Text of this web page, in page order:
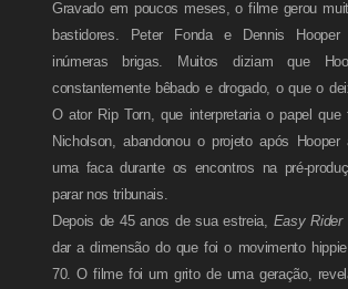
Gravado em poucos meses, o filme gerou
bastidores. Peter Fonda e Dennis Hooper
inúmeras brigas. Muitos diziam que
constantemente bêbado e drogado, o que o
O ator Rip Torn, que interpretaria o papel
Nicholson, abandonou o projeto após Hooper
uma faca durante os encontros na pré-
parar nos tribunais.
Depois de 45 anos de sua estreia, Easy Rider
dar a dimensão do que foi o movimento
70. O filme foi um grito de uma geração,